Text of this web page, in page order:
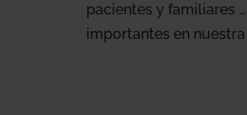
pacientes y familiares
importantes en